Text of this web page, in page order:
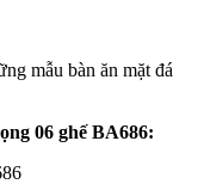
mẫu bàn ăn mặt đá
06 ghế BA686: